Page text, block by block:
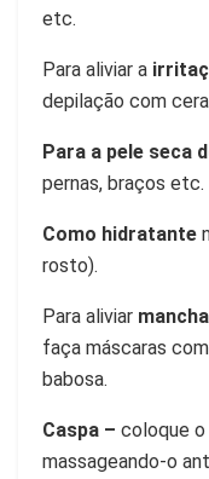
etc.
Para aliviar a
depilação com
Para a pele seca
pernas, braços etc.
Como hidratante
rosto).
Para aliviar
faça máscaras
babosa.
Caspa – coloque
massageando-o